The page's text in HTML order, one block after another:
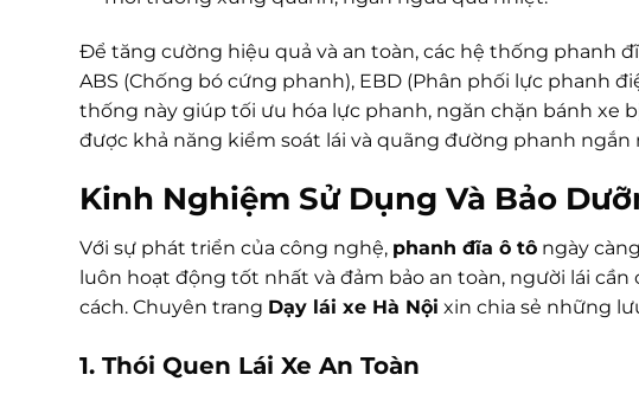
Để tăng cường hiệu quả và an toàn, các hệ thống phanh
ABS (Chống bó cứng phanh), EBD (Phân phối lực phanh
thống này giúp tối ưu hóa lực phanh, ngăn chặn bánh xe
được khả năng kiểm soát lái và quãng đường phanh ngắn
Kinh Nghiệm Sử Dụng Và Bảo
Với sự phát triển của công nghệ, phanh đĩa ô tô ngày
luôn hoạt động tốt nhất và đảm bảo an toàn, người lái
cách. Chuyên trang Dạy lái xe Hà Nội xin chia sẻ những
1. Thói Quen Lái Xe An Toàn